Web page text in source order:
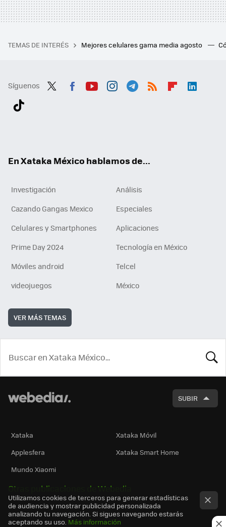
TEMAS DE INTERÉS Mejores celulares gama media agosto
Síguenos
En Xataka México hablamos de...
Investigación
Análisis
Cazando Gangas Mexico
Especiales
Celulares y Smartphones
Aplicaciones
Prime Day 2024
Tecnología en México
Móviles android
Telcel
videojuegos
México
VER MÁS TEMAS
SUBIR
Xataka
Xataka Móvil
Applesfera
Xataka Smart Home
Mundo Xiaomi
Otras publicaciones de Webedia
Utilizamos cookies de terceros para generar estadísticas
de audiencia y mostrar publicidad personalizada
analizando tu navegación. Si sigues navegando estarás
aceptando su uso. Más información